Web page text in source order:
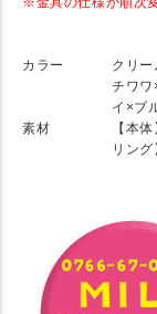
カラー
クリ
チワワ
イ×ブ
素材
【本
リング